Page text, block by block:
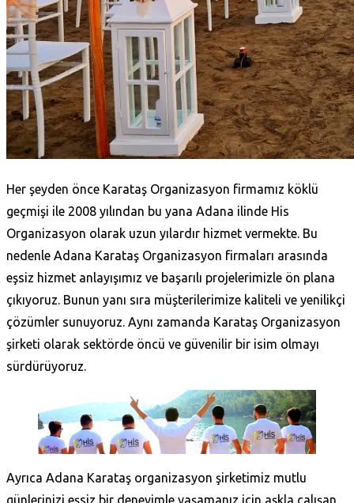
Her şeyden önce Karataş‎ Organizasyon firmamız köklü
geçmişi ile 2008 yılından bu yana Adana ilinde His
Organizasyon olarak uzun yılardır hizmet vermekte. Bu
nedenle Adana Karataş‎ Organizasyon firmaları arasında
eşsiz hizmet anlayışımız ve başarılı projelerimizle ön plana
çıkıyoruz. Bunun yanı sıra müşterilerimize kaliteli ve yenilikçi
çözümler sunuyoruz. Aynı zamanda Karataş‎ Organizasyon
şirketi olarak sektörde öncü ve güvenilir bir isim olmayı
sürdürüyoruz.
Ayrıca Adana Karataş‎ organizasyon şirketimiz mutlu
günlerinizi eşsiz bir deneyimle yaşamanız için aşkla çalışan